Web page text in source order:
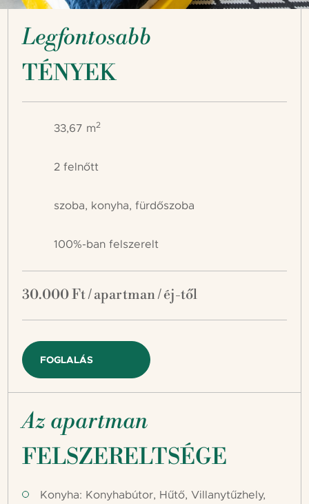
Legfontosabb
TÉNYEK
33,67 m2
2 felnőtt
szoba, konyha, fürdőszoba
100%-ban felszerelt
30.000 Ft / apartman / éj-től
FOGLALÁS
Az apartman
FELSZERELTSÉGE
Konyha: Konyhabútor, Hűtő, Villanytűzhely,